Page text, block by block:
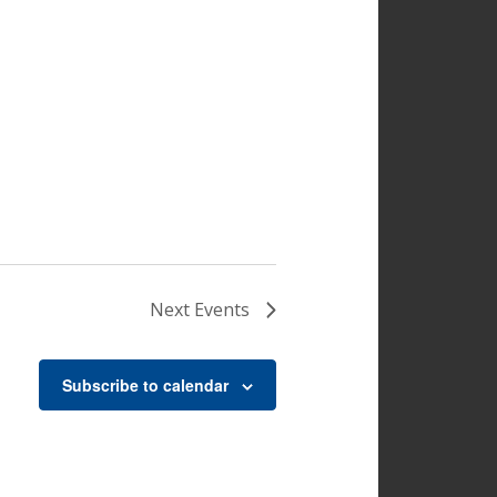
Next Events
Subscribe to calendar